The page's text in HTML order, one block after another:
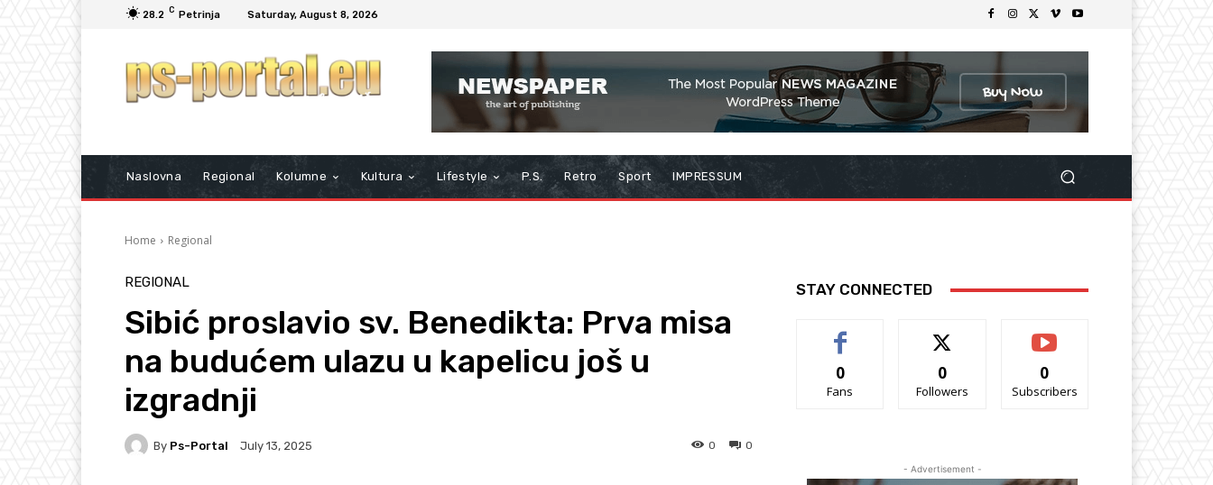
28.2 C Petrinja Saturday, August 8, 2026
Naslovna Regional Kolumne Kultura Lifestyle P.S. Retro Sport IMPRESSUM
Home Regional
REGIONAL
Sibić proslavio sv. Benedikta: Prva misa
na budućem ulazu u kapelicu još u
izgradnji
By Ps-Portal July 13, 2025 0
0
STAY CONNECTED
0
Fans
0
Followers
0
Subscribers
- Advertisement -